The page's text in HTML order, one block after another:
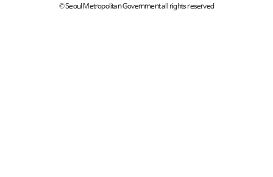
© Seoul Metropolitan Government all rights reserved